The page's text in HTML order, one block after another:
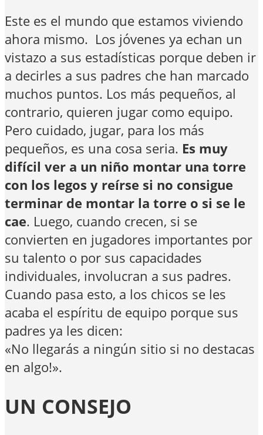
Este es el mundo que estamos viviendo
ahora mismo. Los jóvenes ya echan un
vistazo a sus estadísticas porque deben ir
a decirles a sus padres che han marcado
muchos puntos. Los más pequeños, al
contrario, quieren jugar como equipo.
Pero cuidado, jugar, para los más
pequeños, es una cosa seria. Es muy
difícil ver a un niño montar una torre
con los legos y reírse si no consigue
terminar de montar la torre o si se le
cae. Luego, cuando crecen, si se
convierten en jugadores importantes por
su talento o por sus capacidades
individuales, involucran a sus padres.
Cuando pasa esto, a los chicos se les
acaba el espíritu de equipo porque sus
padres ya les dicen:
«No llegarás a ningún sitio si no destacas
en algo!».
UN CONSEJO